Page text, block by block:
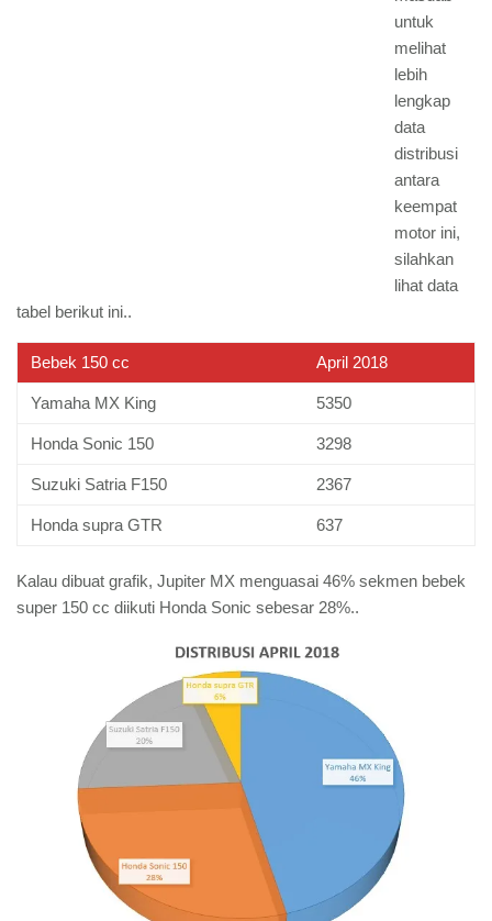
untuk
melihat
lebih
lengkap
data
distribusi
antara
keempat
motor ini,
silahkan
lihat data
tabel berikut ini..
Bebek 150 cc April 2018
Yamaha MX King 5350
Honda Sonic 150 3298
Suzuki Satria F150 2367
Honda supra GTR 637
Kalau dibuat grafik, Jupiter MX menguasai 46% sekmen bebek
super 150 cc diikuti Honda Sonic sebesar 28%..